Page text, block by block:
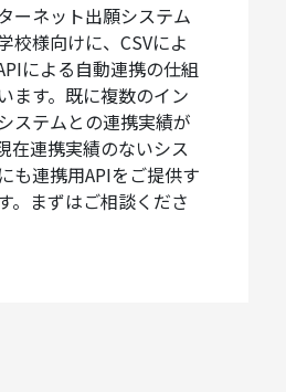
ーネット出願システム
校様向けに、CSVによ
による自動連携の仕組
ます。既に複数のイン
ステムとの連携実績が
在連携実績のないシス
も連携用APIをご提供す
。まずはご相談くださ